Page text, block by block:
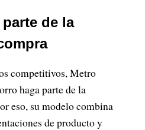
de la
competitivos, Metro
haga parte de la
eso, su modelo combina
de producto y